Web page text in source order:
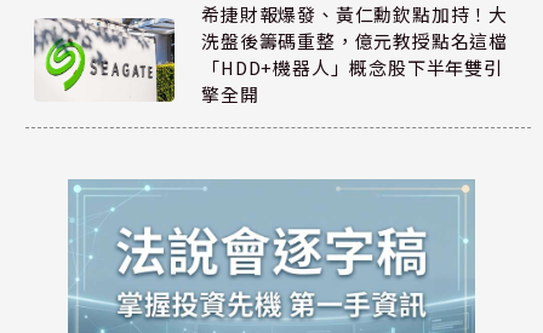
希捷財報爆發、黃仁勳欽點加持！大
洗盤後籌碼重整，億元教授點名這檔
「HDD+機器人」概念股下半年雙引
擎全開